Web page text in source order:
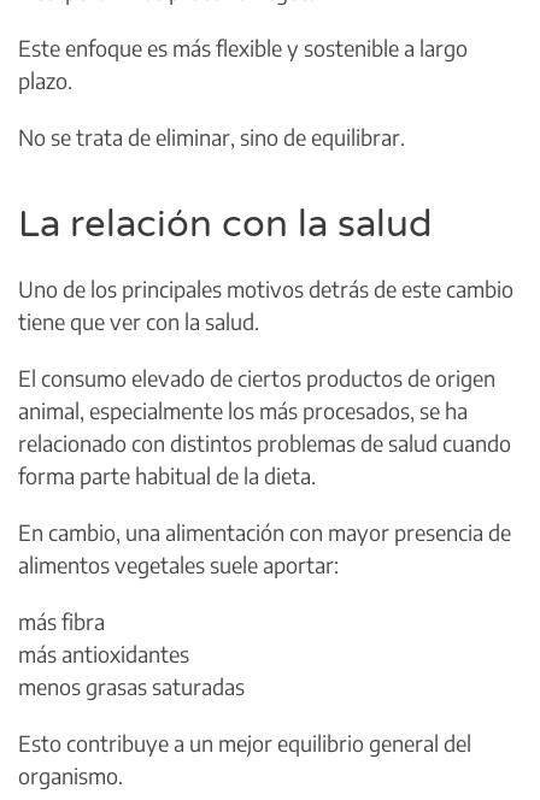
Este enfoque es más flexible y sostenible a largo
plazo.
No se trata de eliminar, sino de equilibrar.
La relación con la salud
Uno de los principales motivos detrás de este cambio
tiene que ver con la salud.
El consumo elevado de ciertos productos de origen
animal, especialmente los más procesados, se ha
relacionado con distintos problemas de salud cuando
forma parte habitual de la dieta.
En cambio, una alimentación con mayor presencia de
alimentos vegetales suele aportar:
más fibra
más antioxidantes
menos grasas saturadas
Esto contribuye a un mejor equilibrio general del
organismo.